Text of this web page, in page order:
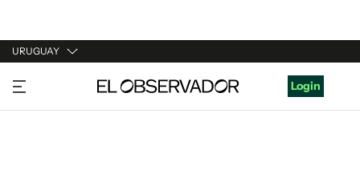
URUGUAY
URUGUAY
ARGENTINA
Login